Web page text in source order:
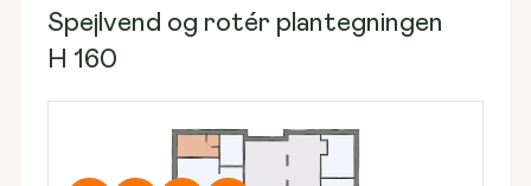
Spejlvend og rotér plantegningen
H 160